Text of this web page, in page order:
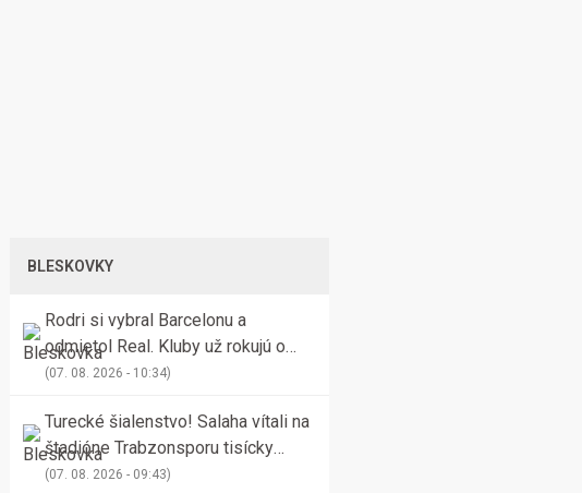
BLESKOVKY
Rodri si vybral Barcelonu a
odmietol Real. Kluby už rokujú o
prestupovej čiastke
(07. 08. 2026 - 10:34)
Turecké šialenstvo! Salaha vítali na
štadióne Trabzonsporu tisícky
fanúšikov
(07. 08. 2026 - 09:43)